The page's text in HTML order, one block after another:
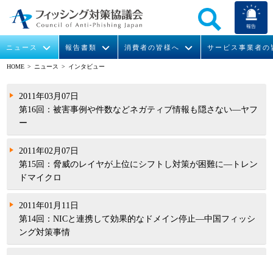
報告
ニュース
協議会からのお知らせ
ニュース記事集
報告書類
フィッシングレポート
協議会WG報告書
消費者の皆様へ
今すぐできるフィッシング対策
マンガでわかるフィッシング詐欺対策 5ヶ条
サービス事業者の
フィッシングサイトURL提供
会長挨拶
活動
メンバー
HOME > ニュース > インタビュー
2011年03月07日
第16回：被害事例や件数などネガティブ情報も隠さない―ヤフ
ー
2011年02月07日
第15回：脅威のレイヤが上位にシフトし対策が困難に―トレン
ドマイクロ
2011年01月11日
第14回：NICと連携して効果的なドメイン停止―中国フィッシ
ング対策事情